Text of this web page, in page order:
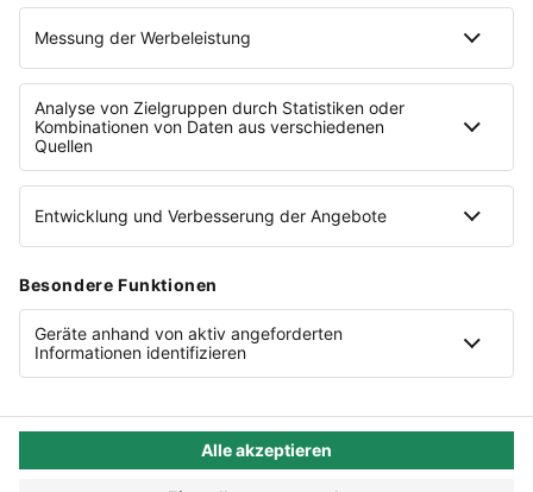
Datenschutz
AGB
Compliance